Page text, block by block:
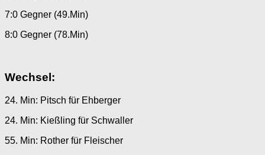
7:0 Gegner (49.Min)
8:0 Gegner (78.Min)
Wechsel:
24. Min: Pitsch für Ehberger
24. Min: Kießling für Schwaller
55. Min: Rother für Fleischer